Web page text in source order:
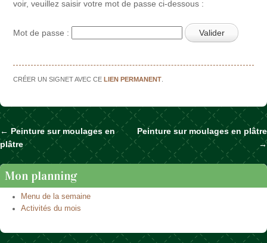
voir, veuillez saisir votre mot de passe ci-dessous :
Mot de passe :
CRÉER UN SIGNET AVEC CELIEN PERMANENT
Naviguer dans les articles
← Peinture sur moulages en
plâtre
Peinture sur moulages en plâtre
→
Mon planning
Menu de la semaine
Activités du mois